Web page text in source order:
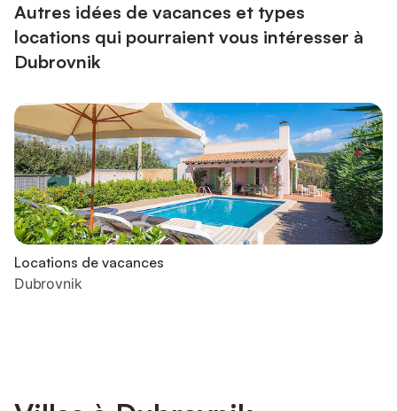
Autres idées de vacances et types
locations qui pourraient vous intéresser à
Dubrovnik
Locations de vacances
Dubrovnik